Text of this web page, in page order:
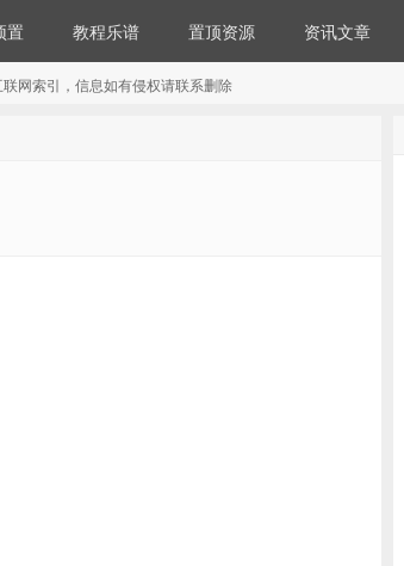
置 教程乐谱 置顶资源 资讯文章
网索引，信息如有侵权请联系删除